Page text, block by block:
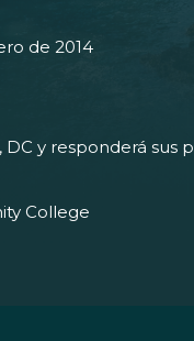
de 2014
y responderá
College